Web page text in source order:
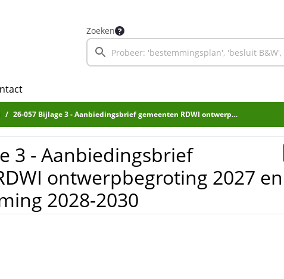
Zoeken
26-057 Bijlage 3 - Aanbiedingsbrief gemeenten RDWI ontwerpbegroting 2027 en meerjarenraming 2028-2030
3 - Aanbiedingsbrief
ontwerpbegroting 2027 en
2028-2030